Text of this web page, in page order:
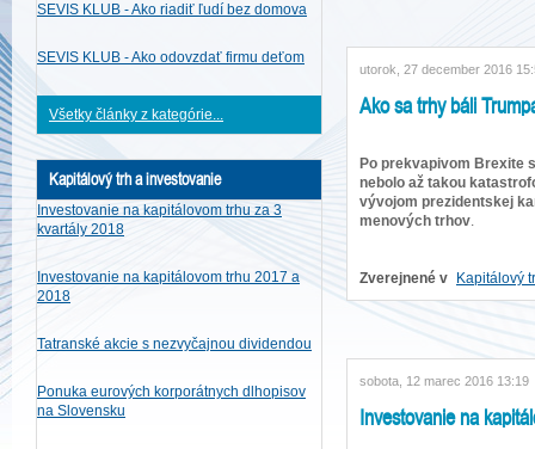
SEVIS KLUB - Ako riadiť ľudí bez domova
SEVIS KLUB - Ako odovzdať firmu deťom
Všetky články z kategórie...
Kapitálový trh a investovanie
Investovanie na kapitálovom trhu za 3
kvartály 2018
Investovanie na kapitálovom trhu 2017 a
2018
Tatranské akcie s nezvyčajnou dividendou
Ponuka eurových korporátnych dlhopisov
na Slovensku
utorok, 27 december 2016
Ako sa trhy báli
Po prekvapivom Brexite
nebolo až takou
vývojom prezidentskej
menových trhov
Zverejnené v Kapitálový
sobota, 12 marec 2016 13:19
Investovanie na